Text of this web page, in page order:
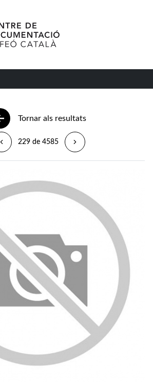
Tornar als resultats
229 de 4585